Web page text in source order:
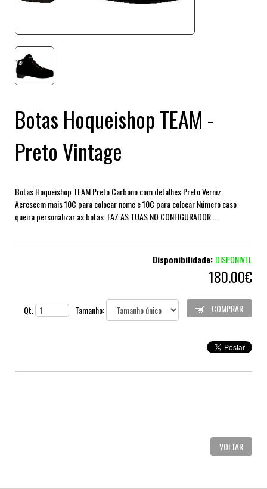
Botas Hoqueishop TEAM -
Preto Vintage
Botas Hoqueishop TEAM Preto Carbono com detalhes Preto Verniz.
Acrescem mais 10€ para colocar nome e 10€ para colocar Número caso
queira personalizar as botas. FAZ AS TUAS NO CONFIGURADOR...
Disponibilidade: DISPONIVEL
180.00€
Qt. Tamanho: COMPRAR
VOLTAR